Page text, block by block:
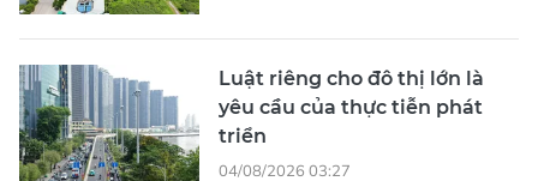
Luật riêng cho đô thị lớn là
yêu cầu của thực tiễn phát
triển
04/08/2026 03:27